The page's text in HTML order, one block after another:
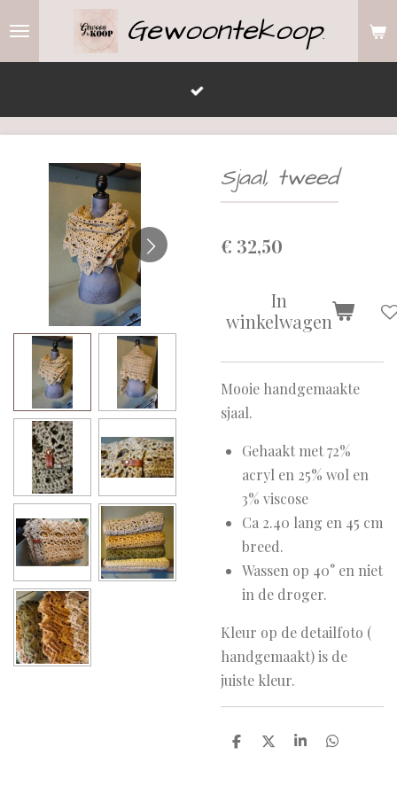
hoofdinhoud
Gewoontekoop.
Sjaal, tweed
€ 32,50
In
winkelwagen
Mooie handgemaakte
sjaal.
Gehaakt met 72%
acryl en 25% wol en
3% viscose
Ca 2.40 lang en 45 cm
breed.
Wassen op 40° en niet
in de droger.
Kleur op de detailfoto (
handgemaakt) is de
juiste kleur.
D
D
S
D